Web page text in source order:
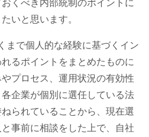
いと思います。
まで個人的な経験に基づくイン
るポイントをまとめたものに
プロセス、運用状況の有効性
企業が個別に選任している法
られていることから、現在選
事前に相談をした上で、自社